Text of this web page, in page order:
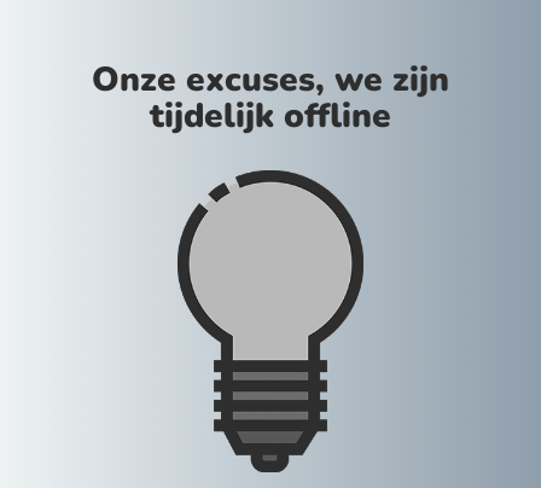
Onze excuses, we zijn
tijdelijk offline